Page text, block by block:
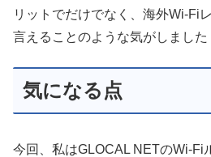
リットでだけでなく、海外Wi-Fi
言えることのような気がしました
気になる点
今回、私はGLOCAL NETのWi-Fi